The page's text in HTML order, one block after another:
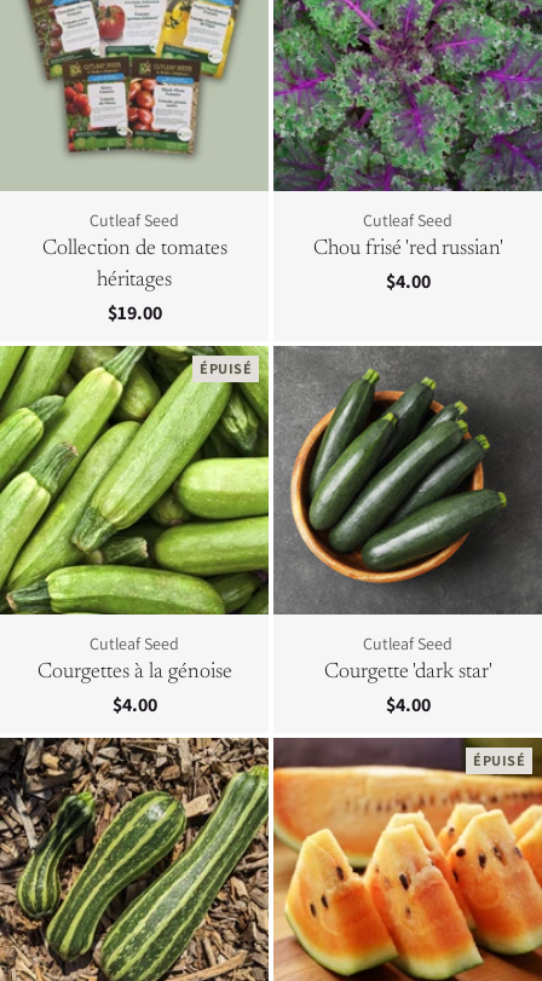
Cutleaf Seed
Collection de tomates
héritages
$19.00
Cutleaf Seed
Chou frisé 'red russian'
$4.00
ÉPUISÉ
Cutleaf Seed
Courgettes à la génoise
$4.00
Cutleaf Seed
Courgette 'dark star'
$4.00
ÉPUISÉ